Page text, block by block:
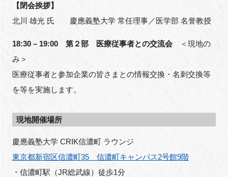
【閉会挨拶】
北川 雄光 氏 慶應義塾大学 常任理事／医学部 名誉教授
18:30 – 19:00 第２部 医療従事者との交流会＜現地の
み＞
医療従事者と参加企業の皆さまとの情報交換・名刺交換等
を等を実施します。
現地開催場所
慶應義塾大学 CRIK信濃町 ラウンジ
東京都新宿区信濃町35 信濃町キャンパス2号館9階
・信濃町駅（JR総武線）徒歩1分